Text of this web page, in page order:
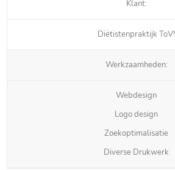
Klant:
Diëtistenpraktijk ToV!
Werkzaamheden:
Webdesign
Logo design
Zoekoptimalisatie
Diverse Drukwerk